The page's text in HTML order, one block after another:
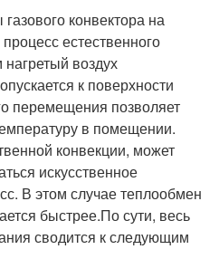
конвектора на
естественного
воздух
к поверхности
перемещения позволяет
в помещении.
конвекции, может
искусственное
В этом случае теплообмен
быстрее.По сути, весь
сводится к следующим